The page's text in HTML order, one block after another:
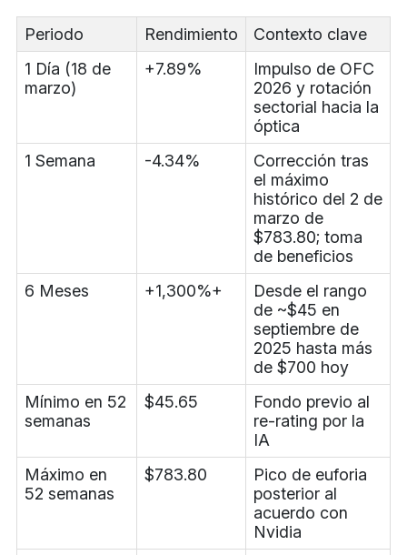
Periodo Rendimiento
Contexto clave
1 Día (18 de
marzo)
+7.89%
Impulso de OFC
2026 y rotación
sectorial hacia la
óptica
1 Semana
-4.34%
Corrección tras
el máximo
histórico del 2 de
marzo de
$783.80; toma
de beneficios
6 Meses
+1,300%+
Desde el rango
de ~$45 en
septiembre de
2025 hasta más
de $700 hoy
Mínimo en 52
semanas
$45.65
Fondo previo al
re-rating por la
IA
Máximo en
52 semanas
$783.80
Pico de euforia
posterior al
acuerdo con
Nvidia